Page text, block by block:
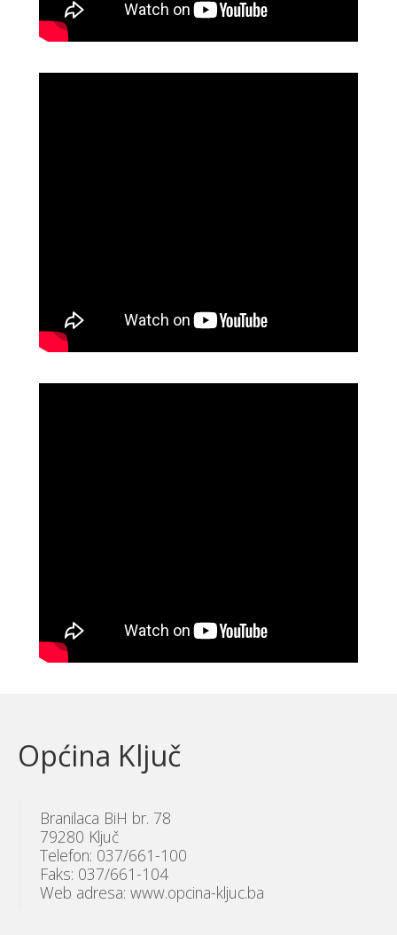
Općina Ključ
Branilaca BiH br. 78
79280 Ključ
Telefon: 037/661-100
Faks: 037/661-104
Web adresa: www.opcina-kljuc.ba